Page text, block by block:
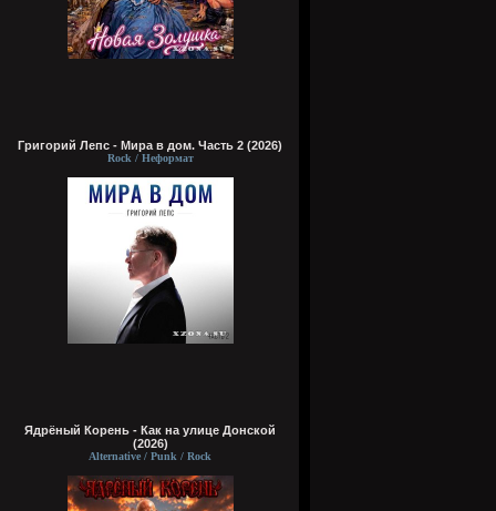
Григорий Лепс - Мира в дом. Часть 2 (2026)
Rock / Неформат
Ядрёный Корень - Как на улице Донской
(2026)
Alternative / Punk / Rock